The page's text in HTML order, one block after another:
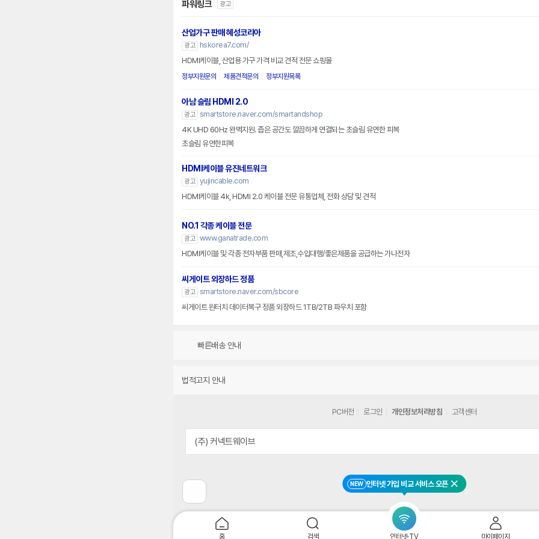
NEW 인터넷 가입 비교 서비스 오픈 닫기
홈 검색 인터넷·TV 마이페이지
파워링크 광고
산업가구 판매 혜성코리아
광고
hskorea7.com/
HDMI케이블, 산업용 가구 가격 비교 견적 전문 쇼핑몰
정부지원문의 제품견적문의 정부지원목록
아남 슬림 HDMI 2.0
광고 smartstore.naver.com/smartandshop
4K UHD 60Hz 완벽지원. 좁은 공간도 깔끔하게 연결되는 초슬림 유연한 피복
초슬림 유연한피복
HDMI케이블 유진네트워크
광고 yujincable.com
HDMI케이블 4k, HDMI 2.0 케이블 전문 유통업체, 전화 상담 및 견적
NO.1 각종 케이블 전문
광고 www.ganatrade.com
HDMI케이블 및 각종 전자부품 판매,제조,수입대행/좋은제품을 공급하는 가나전자
씨게이트 외장하드 정품
광고 smartstore.naver.com/sbcore
씨게이트 원터치 데이터복구 정품 외장하드 1TB/2TB 파우치 포함
빠른배송 안내
법적고지 안내
전
페
PC버전 로그인 개인정보처리방침 고객센터
(주) 커넥트웨이브